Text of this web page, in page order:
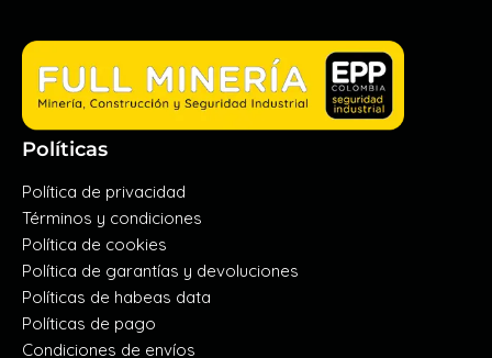
Políticas
Política de privacidad
Términos y condiciones
Política de cookies
Política de garantías y devoluciones
Políticas de habeas data
Políticas de pago
Condiciones de envíos